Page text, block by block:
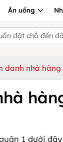
Ăn uống
danh nhà
1 dưới